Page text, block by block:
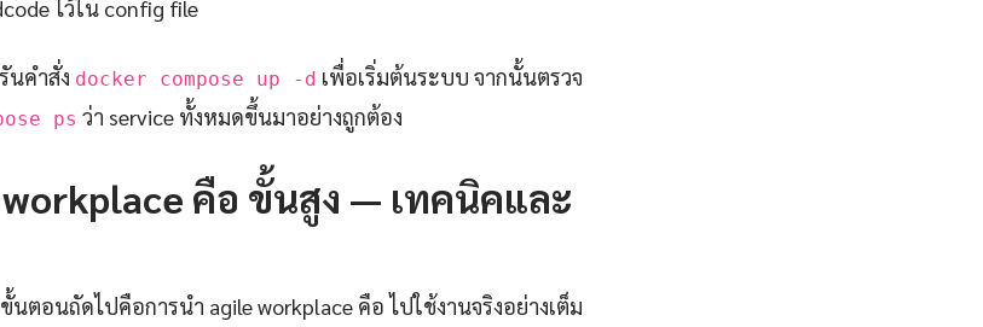
ไว้ใน config file
นคำสั่ง docker compose up -d เพื่อเริ่มต้นระบบ จากนั้นตรวจ
ps ว่า service ทั้งหมดขึ้นมาอย่างถูกต้อง
คือ ขั้นสูง — เทคนิคและ
ตอนถัดไปคือการนำ agile workplace คือ ไปใช้งานจริงอย่างเต็ม